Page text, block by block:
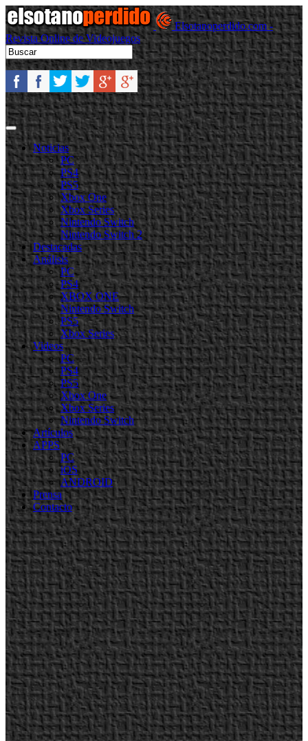
Elsotanoperdido.com -
Revista Online de Videojuegos
Noticias
PC
PS4
PS5
Xbox One
Xbox Series
Nintendo Switch
Nintendo Switch 2
Destacadas
Análisis
PC
PS4
XBOX ONE
Nintendo Switch
PS5
Xbox Series
Videos
PC
PS4
PS5
Xbox One
Xbox Series
Nintendo Switch
Artículos
APPS
PC
iOS
ANDROID
Prensa
Contacto